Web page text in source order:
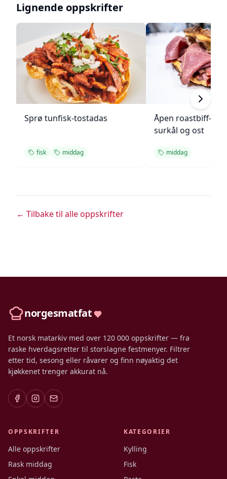
Lignende oppskrifter
Sprø tunfisk-tostadas
fisk middag
Åpen roastbiff-
surkål og ost
middag
← Tilbake til alle oppskrifter
norgesmatfat
Et norsk matarkiv med over 120 000 oppskrifter — fra
raske hverdagsretter til storslagne festmenyer. Filtrer
etter tid, sesong eller råvarer og finn nøyaktig det
kjøkkenet trenger akkurat nå.
OPPSKRIFTER
Alle oppskrifter
Rask middag
KATEGORIER
Kylling
Fisk